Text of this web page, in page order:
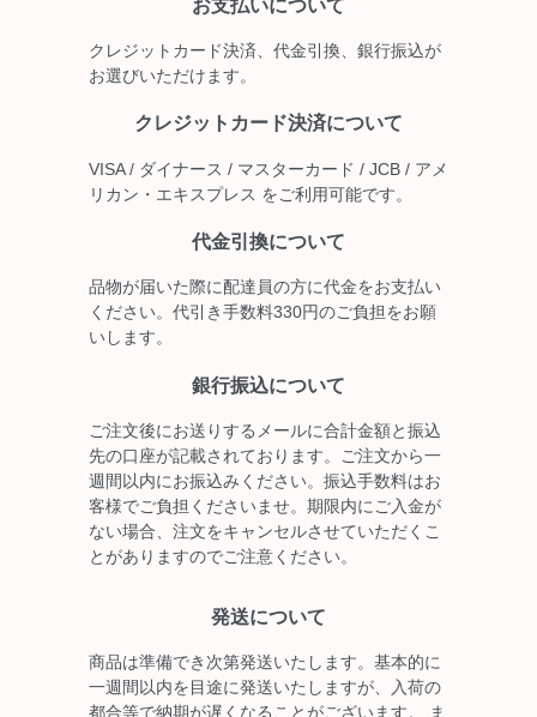
クレジットカード決済、代金引換、銀行振込が
お選びいただけます。
クレジットカード決済について
VISA / ダイナース / マスターカード / JCB / アメ
リカン・エキスプレス をご利用可能です。
代金引換について
品物が届いた際に配達員の方に代金をお支払い
ください。代引き手数料330円のご負担をお願
いします。
銀行振込について
ご注文後にお送りするメールに合計金額と振込
先の口座が記載されております。ご注文から一
週間以内にお振込みください。振込手数料はお
客様でご負担くださいませ。期限内にご入金が
ない場合、注文をキャンセルさせていただくこ
とがありますのでご注意ください。
発送について
商品は準備でき次第発送いたします。基本的に
一週間以内を目途に発送いたしますが、入荷の
都合等で納期が遅くなることがございます。 ま